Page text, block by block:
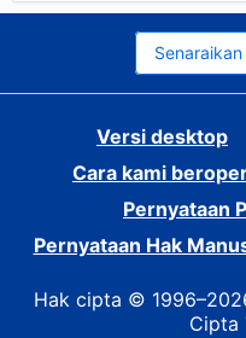
Versi desktop
Cara kami
Pernyataan
Pernyataan Hak
Hak cipta ©
Cipta